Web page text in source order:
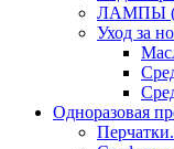
ЛАМПЫ
Уход за
Одноразовая